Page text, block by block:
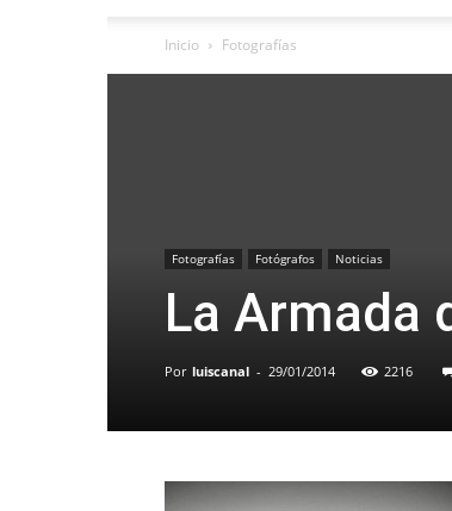
Inicio Fotografías
Fotografías Fotógrafos Noticias
La Armada
Por luiscanal - 29/01/2014 2216